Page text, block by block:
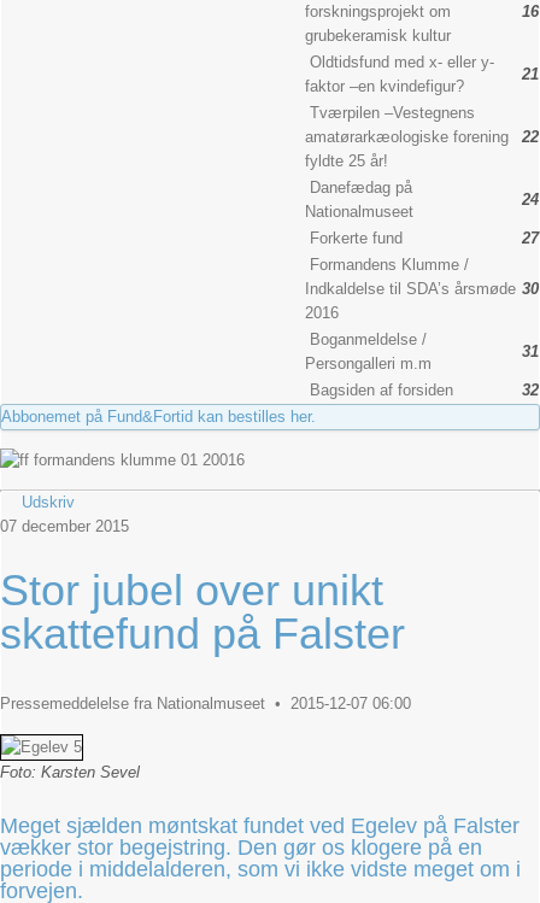
forskningsprojekt om
grubekeramisk kultur
16
Oldtidsfund med x- eller y-
faktor –en kvindefigur?
21
Tværpilen –Vestegnens
amatørarkæologiske forening
fyldte 25 år!
22
Danefædag på
Nationalmuseet
24
Forkerte fund
27
Formandens Klumme /
Indkaldelse til SDA’s årsmøde
2016
30
Boganmeldelse /
Persongalleri m.m
31
Bagsiden af forsiden
32
Abbonemet på Fund&Fortid kan bestilles her.
Udskriv
07 december 2015
Stor jubel over unikt
skattefund på Falster
Pressemeddelelse fra Nationalmuseet • 2015-12-07 06:00
Foto: Karsten Sevel
Meget sjælden møntskat fundet ved Egelev på Falster
vækker stor begejstring. Den gør os klogere på en
periode i middelalderen, som vi ikke vidste meget om i
forvejen.